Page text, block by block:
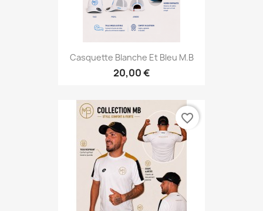
Casquette Blanche Et Bleu M.B
20,00 €
favorite_border